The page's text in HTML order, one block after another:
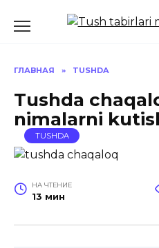
ГЛАВНАЯ » TUSHDA
Tushda
nimalarni
TUSHDA
НА ЧТЕНИЕ
13 мин